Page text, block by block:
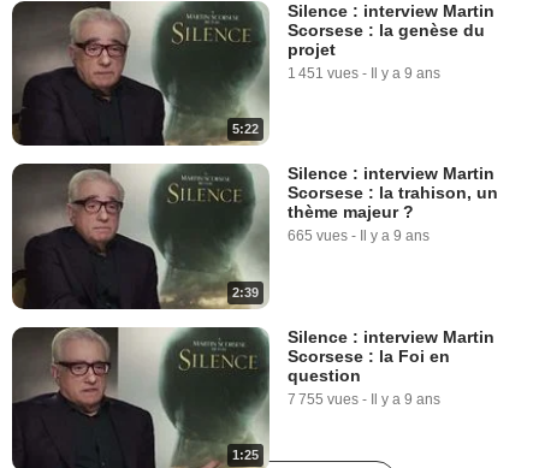
5:22
Silence : interview Martin
Scorsese : la genèse du
projet
1 451 vues - Il y a 9 ans
2:39
Silence : interview Martin
Scorsese : la trahison, un
thème majeur ?
665 vues - Il y a 9 ans
1:25
Silence : interview Martin
Scorsese : la Foi en
question
7 755 vues - Il y a 9 ans